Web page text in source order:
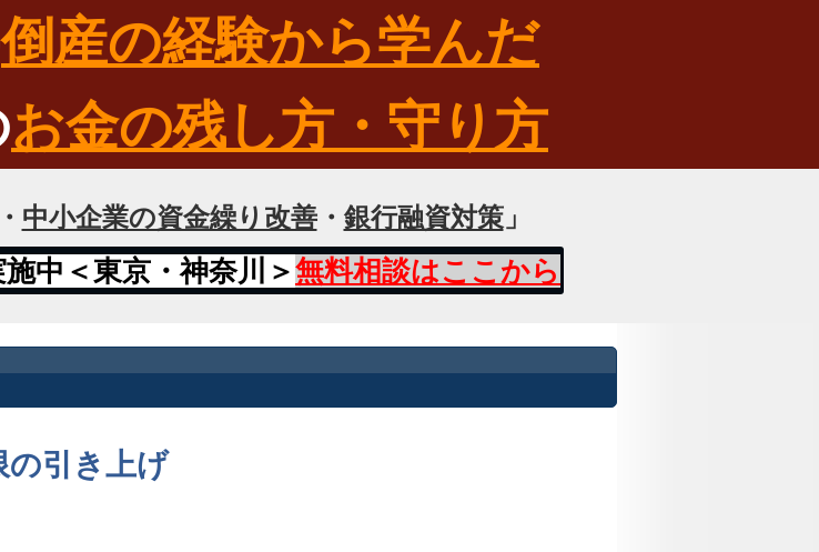
倒産の経験から学んだ
お金の残し方・守り方
中小企業の資金繰り改善・ 銀行融資対策」
中＜東京・神奈川＞無料相談はここから
の引き上げ